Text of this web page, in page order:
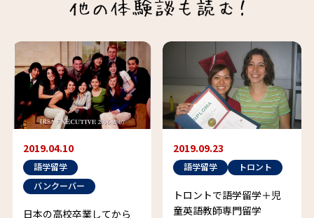
2019.04.10
語学留学
バンクーバー
日本の高校卒業してから
2019.09.23
語学留学 トロント
トロントで語学留学＋児
童英語教師専門留学